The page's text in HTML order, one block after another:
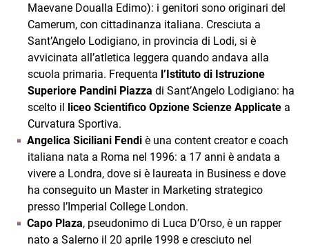
Maevane Doualla Edimo): i genitori sono originari del
Camerum, con cittadinanza italiana. Cresciuta a
Sant’Angelo Lodigiano, in provincia di Lodi, si è
avvicinata all’atletica leggera quando andava alla
scuola primaria. Frequenta l’Istituto di Istruzione
Superiore Pandini Piazza di Sant’Angelo Lodigiano: ha
scelto il liceo Scientifico Opzione Scienze Applicate a
Curvatura Sportiva.
Angelica Siciliani Fendi è una content creator e coach
italiana nata a Roma nel 1996: a 17 anni è andata a
vivere a Londra, dove si è laureata in Business e dove
ha conseguito un Master in Marketing strategico
presso l’Imperial College London.
Capo Plaza, pseudonimo di Luca D’Orso, è un rapper
nato a Salerno il 20 aprile 1998 e cresciuto nel